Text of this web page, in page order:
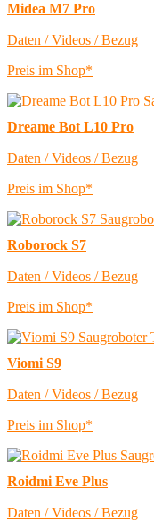
Midea M7 Pro
Daten / Videos / Bezug
Preis im Shop*
Dreame Bot L10 Pro
Daten / Videos / Bezug
Preis im Shop*
Roborock S7
Daten / Videos / Bezug
Preis im Shop*
Viomi S9
Daten / Videos / Bezug
Preis im Shop*
Roidmi Eve Plus
Daten / Videos / Bezug